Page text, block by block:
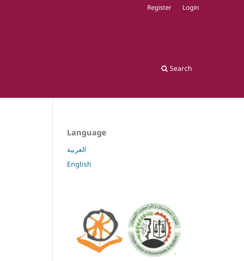
Search
Register Login
Language
العربية
English